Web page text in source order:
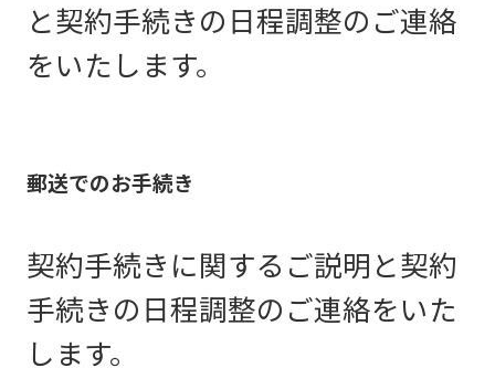
と契約手続きの日程調整のご連絡
をいたします。
郵送でのお手続き
契約手続きに関するご説明と契約
手続きの日程調整のご連絡をいた
します。